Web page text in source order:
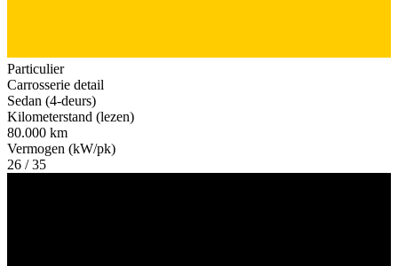
Particulier
Carrosserie detail
Sedan (4-deurs)
Kilometerstand (lezen)
80.000 km
Vermogen (kW/pk)
26 / 35